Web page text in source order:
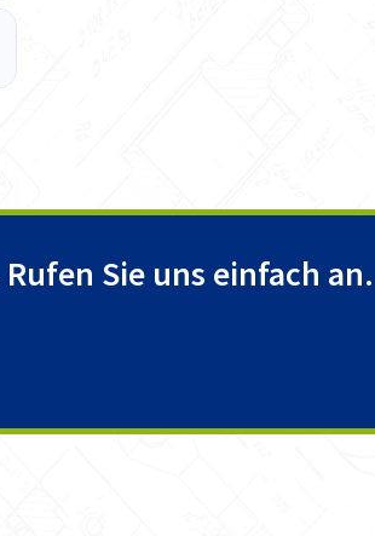
Sie uns einfach an.